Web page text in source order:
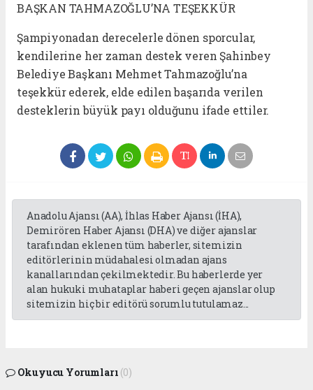
BAŞKAN TAHMAZOĞLU’NA TEŞEKKÜR
Şampiyonadan derecelerle dönen sporcular,
kendilerine her zaman destek veren Şahinbey
Belediye Başkanı Mehmet Tahmazoğlu’na
teşekkür ederek, elde edilen başarıda verilen
desteklerin büyük payı olduğunu ifade ettiler.
Anadolu Ajansı (AA), İhlas Haber Ajansı (İHA),
Demirören Haber Ajansı (DHA) ve diğer ajanslar
tarafından eklenen tüm haberler, sitemizin
editörlerinin müdahalesi olmadan ajans
kanallarından çekilmektedir. Bu haberlerde yer
alan hukuki muhataplar haberi geçen ajanslar olup
sitemizin hiç bir editörü sorumlu tutulamaz...
Okuyucu Yorumları (0)